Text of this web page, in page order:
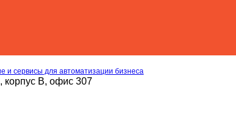
и сервисы для автоматизации бизнеса
корпус B, офис 307